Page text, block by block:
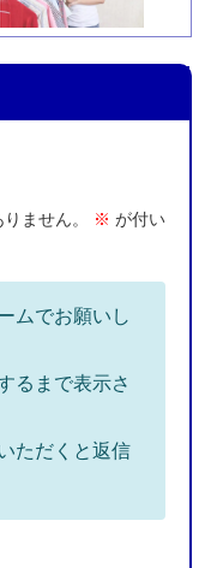
ません。 ※ が付い
ムでお願いし
るまで表示さ
ただくと返信